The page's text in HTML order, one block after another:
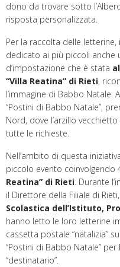
dono da trovare sotto
risposta personalizzata.
Per la raccolta delle letterine,
dedicato ai più piccoli anche
d’impostazione che è stata
“Villa Reatina” di Rieti,
l’immagine di Babbo Natale.
“Postini di Babbo Natale”,
Nord, dove l’arzillo
tutte le richieste.
Nell’ambito di questa
piccolo evento coinvolgendo
Reatina” di Rieti. Durante
il Direttore della Filiale di
Scolastica dell’Istituto,
hanno letto le loro letterine
cassetta postale “natalizia”
“Postini di Babbo Natale”
“destinatario”.